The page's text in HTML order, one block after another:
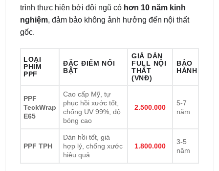
trình thực hiện bởi đội ngũ có hơn 10 năm kinh
nghiệm, đảm bảo không ảnh hưởng đến nội thất
gốc.
LOẠI
PHIM
PPF
ĐẶC ĐIỂM NỔI
BẬT
GIÁ DÁN
FULL NỘI
THẤT
(VNĐ)
BẢO
HÀNH
PPF
TeckWrap
E65
Cao cấp Mỹ, tự
phục hồi xước tốt,
chống UV 99%, độ
bóng cao
2.500.000
5-7
năm
PPF TPH
Đàn hồi tốt, giá
hợp lý, chống xước
hiệu quả
1.800.000
3-5
năm